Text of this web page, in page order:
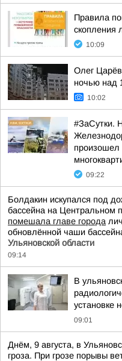
Правила
скопления
10:09
Олег
ночью над
10:02
#ЗаСутки.
произошел
09:22
Болдакин искупался под
бассейна на Центральном
помешала главе города
обновлённой чаши
Ульяновской области
09:14
В
установке
09:01
Днём, 9 августа, в
гроза. При грозе порывы